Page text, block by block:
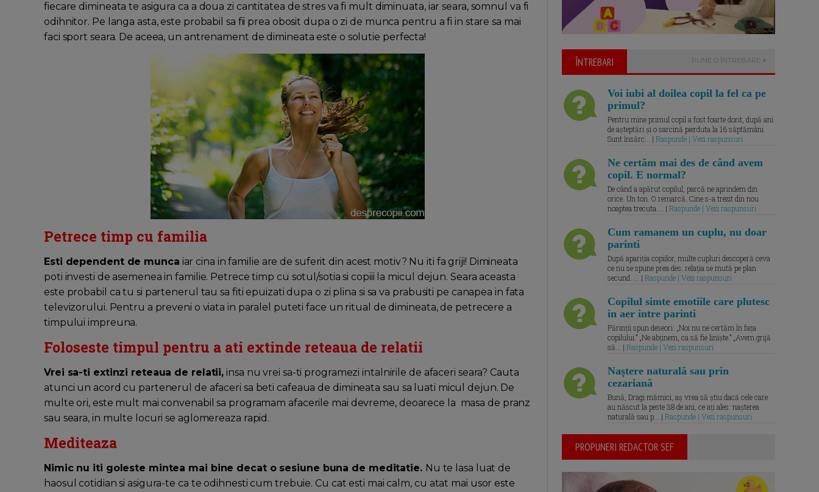
fiecare dimineata te asigura ca a doua zi cantitatea de stres va fi mult diminuata, iar seara, somnul va fi
odihnitor. Pe langa asta, este probabil sa fii prea obosit dupa o zi de munca pentru a fi in stare sa mai
faci sport seara. De aceea, un antrenament de dimineata este o solutie perfecta!
Petrece timp cu familia
Esti dependent de munca iar cina in familie are de suferit din acest motiv? Nu iti fa griji! Dimineata
poti investi de asemenea in familie. Petrece timp cu sotul/sotia si copiii la micul dejun. Seara aceasta
este probabil ca tu si partenerul tau sa fiti epuizati dupa o zi plina si sa va prabusiti pe canapea in fata
televizorului. Pentru a preveni o viata in paralel puteti face un ritual de dimineata, de petrecere a
timpului impreuna.
Foloseste timpul pentru a ati extinde reteaua de relatii
Vrei sa-ti extinzi reteaua de relatii, insa nu vrei sa-ti programezi intalnirile de afaceri seara? Cauta
atunci un acord cu partenerul de afaceri sa beti cafeaua de dimineata sau sa luati micul dejun. De
multe ori, este mult mai convenabil sa programam afacerile mai devreme, deoarece la masa de pranz
sau seara, in multe locuri se aglomereaza rapid.
Mediteaza
Nimic nu iti goleste mintea mai bine decat o sesiune buna de meditatie. Nu te lasa luat de
haosul cotidian si asigura-te ca te odihnesti cum trebuie. Cu cat esti mai calm, cu atat mai usor este
ÎNTREBARI PUNE O ÎNTREBARE
Voi iubi al doilea copil la fel ca pe
primul?
Pentru mine primul copil a fost foarte dorit, după ani
de așteptări și o sarcină pierduta la 16 săptămâni.
Sunt însărc... | Raspunde | Vezi raspunsuri
Ne certăm mai des de când avem
copil. E normal?
De când a apărut copilul, parcă ne aprindem din
orice. Un ton. O remarcă. Cine s-a trezit din nou
noaptea trecuta.... | Raspunde | Vezi raspunsuri
Cum ramanem un cuplu, nu doar
parinti
După apariția copiilor, multe cupluri descoperă ceva
ce nu se spune prea des: relația se mută pe plan
secund. ... | Raspunde | Vezi raspunsuri
Copilul simte emotiile care plutesc
in aer intre parinti
Părinții spun deseori: „Noi nu ne certăm în fața
copilului.” „Ne abținem, ca să fie liniște.” „Avem grijă
să... | Raspunde | Vezi raspunsuri
Naștere naturală sau prin
cezariană
Bună, Dragi mămici, aș vrea să știu dacă cele care
au născut la peste 38 de ani, ce ați ales: nașterea
naturală sau p... | Raspunde | Vezi raspunsuri
PROPUNERI REDACTOR SEF